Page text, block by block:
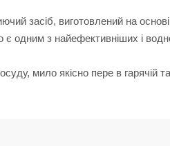
засіб, виготовлений на
одним з найефективніших і
мило якісно пере в гарячій